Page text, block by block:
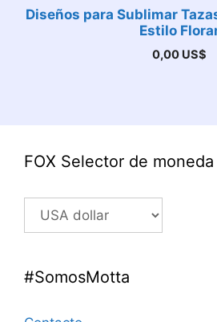
Diseños para Sublimar
Estilo
0,00 US$
FOX Selector de moneda
#SomosMotta